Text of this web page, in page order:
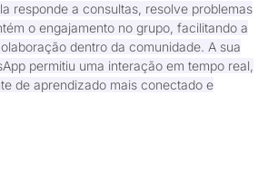
responde a consultas, resolve problemas
o engajamento no grupo, facilitando a
dentro da comunidade. A sua
permitiu uma interação em tempo real,
de aprendizado mais conectado e